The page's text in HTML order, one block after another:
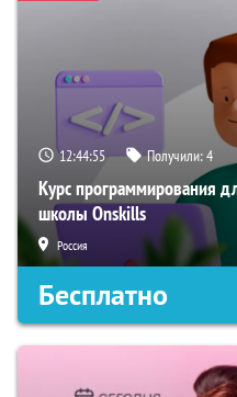
12:44:54 Получили:4
Курс программирования
школы Onskills
Россия
Бесплатно